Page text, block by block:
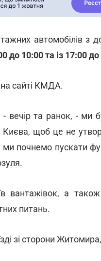
автомобілів
до 10:00 та із 17:00
на сайті КМДА.
вечір та ранок, - ми
Києва, щоб це не
почнемо пускати
вантажівок, а
питань.
зі сторони